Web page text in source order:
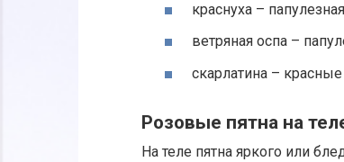
краснуха –
ветряная оспа –
скарлатина –
Розовые пятна на
На теле пятна яркого или